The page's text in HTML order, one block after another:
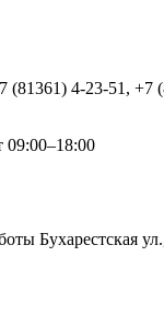
(81361) 4-23-51, +7
09:00–18:00
Бухарестская